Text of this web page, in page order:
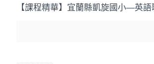
【課程精華】宜蘭縣凱旋國小—英語